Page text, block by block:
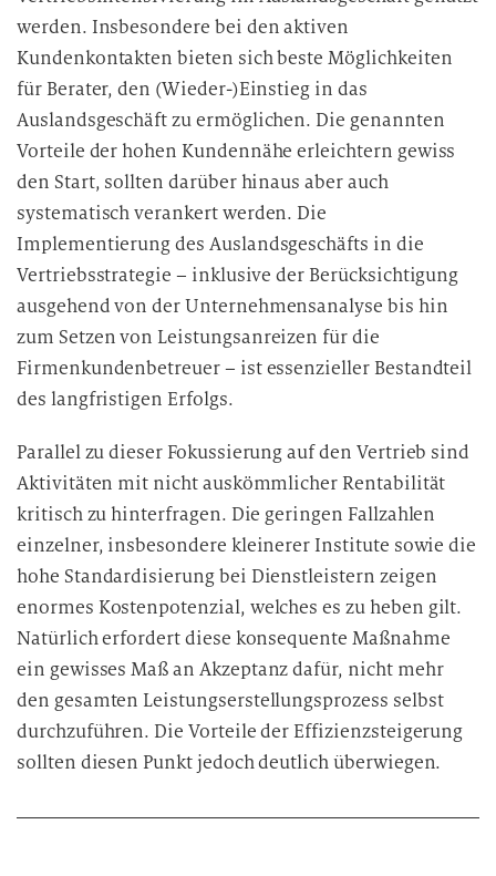
werden. Insbesondere bei den aktiven
Kundenkontakten bieten sich beste Möglichkeiten
für Berater, den (Wieder-)Einstieg in das
Auslandsgeschäft zu ermöglichen. Die genannten
Vorteile der hohen Kundennähe erleichtern gewiss
den Start, sollten darüber hinaus aber auch
systematisch verankert werden. Die
Implementierung des Auslandsgeschäfts in die
Vertriebsstrategie – inklusive der Berücksichtigung
ausgehend von der Unternehmensanalyse bis hin
zum Setzen von Leistungsanreizen für die
Firmenkundenbetreuer – ist essenzieller Bestandteil
des langfristigen Erfolgs.
Parallel zu dieser Fokussierung auf den Vertrieb sind
Aktivitäten mit nicht auskömmlicher Rentabilität
kritisch zu hinterfragen. Die geringen Fallzahlen
einzelner, insbesondere kleinerer Institute sowie die
hohe Standardisierung bei Dienstleistern zeigen
enormes Kostenpotenzial, welches es zu heben gilt.
Natürlich erfordert diese konsequente Maßnahme
ein gewisses Maß an Akzeptanz dafür, nicht mehr
den gesamten Leistungserstellungsprozess selbst
durchzuführen. Die Vorteile der Effizienzsteigerung
sollten diesen Punkt jedoch deutlich überwiegen.